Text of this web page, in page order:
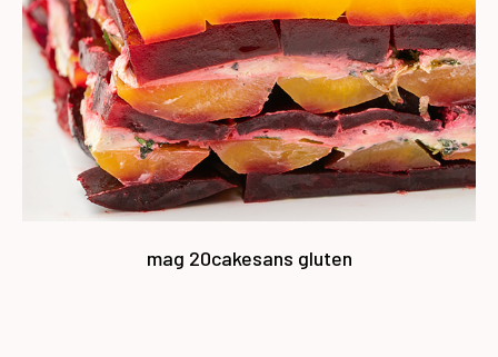
mag 20cakesans gluten